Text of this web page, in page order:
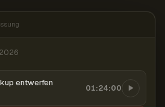
entwerfen 01:24:00